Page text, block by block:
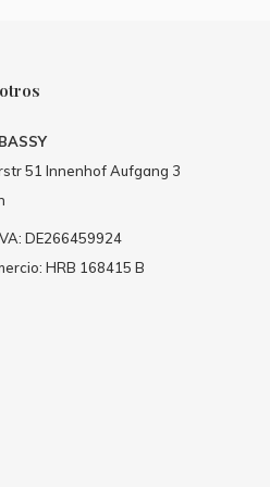
51 Innenhof Aufgang 3
DE266459924
HRB 168415 B